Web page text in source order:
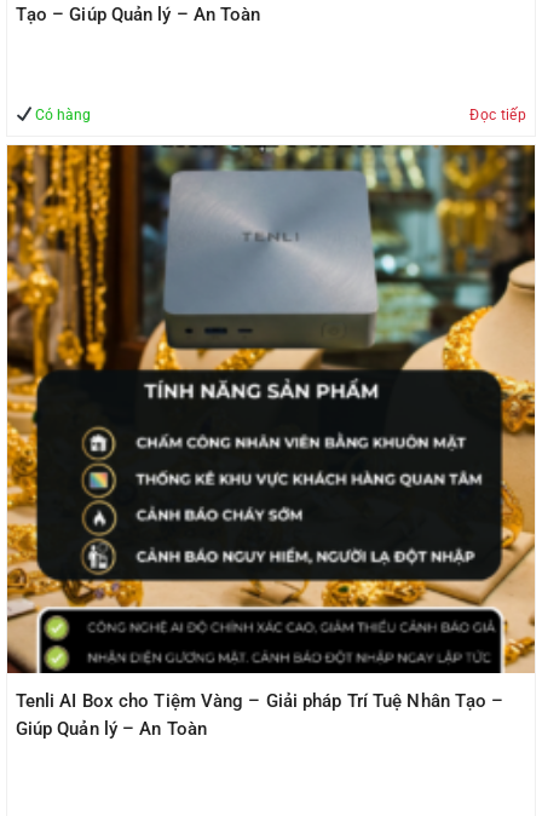
Tạo – Giúp Quản lý – An Toàn
Có hàng Đọc tiếp
Tenli AI Box cho Tiệm Vàng – Giải pháp Trí Tuệ Nhân Tạo –
Giúp Quản lý – An Toàn